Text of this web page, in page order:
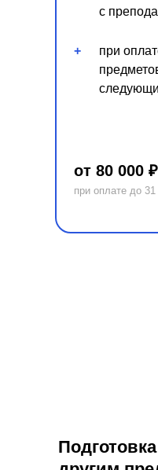
с
+
при
при оплате до 31
от 80 000